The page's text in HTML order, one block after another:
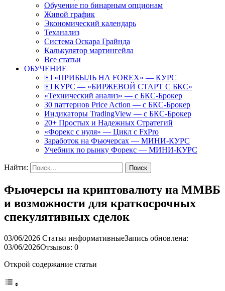
Обучение по бинарным опционам
Живой график
Экономический календарь
Теханализ
Система Оскара Грайнда
Калькулятор мартингейла
Все статьи
ОБУЧЕНИЕ
💵 «ПРИБЫЛЬ НА FOREX» — КУРС
💵 КУРС — «БИРЖЕВОЙ СТАРТ С БКС»
«Технический анализ» — с БКС-Брокер
30 паттернов Price Action — с БКС-Брокер
Индикаторы TradingView — с БКС-Брокер
20+ Простых и Надежных Стратегий
«Форекс с нуля» — Цикл с FxPro
Заработок на Фьючерсах — МИНИ-КУРС
Учебник по рынку Форекс — МИНИ-КУРС
Найти:
Фьючерсы на криптовалюту на ММВБ
и возможности для краткосрочных
спекулятивных сделок
03/06/2026 Статьи информативныеЗапись обновлена:
03/06/2026Отзывов: 0
Открой содержание статьи